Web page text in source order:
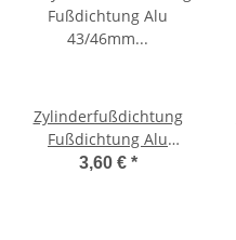
Zylinderfußdichtung
Fußdichtung Alu
43/46mm Ciao, Bravo, SI
3,60 € *